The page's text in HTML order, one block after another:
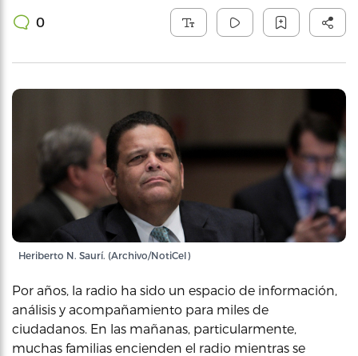
0
Heriberto N. Saurí. (Archivo/NotiCel)
Por años, la radio ha sido un espacio de información,
análisis y acompañamiento para miles de
ciudadanos. En las mañanas, particularmente,
muchas familias encienden el radio mientras se